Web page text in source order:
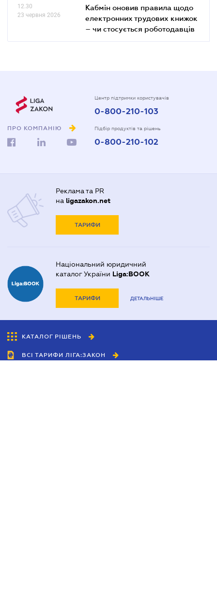
12.30
23 червня 2026
Кабмін оновив правила щодо
електронних трудових книжок
– чи стосується роботодавців
ПРО КОМПАНІЮ
Центр підтримки користувачів
0-800-210-103
Підбір продуктів та рішень
0-800-210-102
Реклама та PR
на ligazakon.net
ТАРИФИ
Національний юридичний
каталог України Liga:BOOK
ТАРИФИ ДЕТАЛЬНІШЕ
КАТАЛОГ РІШЕНЬ
ВСІ ТАРИФИ ЛІГА:ЗАКОН